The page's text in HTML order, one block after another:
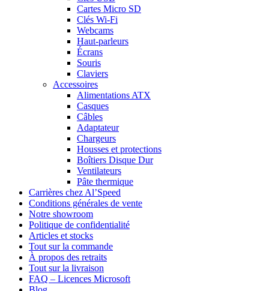
Cartes Micro SD
Clés Wi-Fi
Webcams
Haut-parleurs
Écrans
Souris
Claviers
Accessoires
Alimentations ATX
Casques
Câbles
Adaptateur
Chargeurs
Housses et protections
Boîtiers Disque Dur
Ventilateurs
Pâte thermique
Carrières chez Al’Speed
Conditions générales de vente
Notre showroom
Politique de confidentialité
Articles et stocks
Tout sur la commande
À propos des retraits
Tout sur la livraison
FAQ – Licences Microsoft